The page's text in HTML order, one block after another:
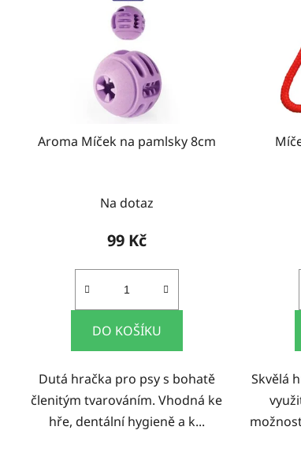
Aroma Míček na pamlsky 8cm
Na dotaz
99 Kč
DO KOŠÍKU
Dutá hračka pro psy s bohatě
členitým tvarováním. Vhodná ke
hře, dentální hygieně a k...
Skvělá